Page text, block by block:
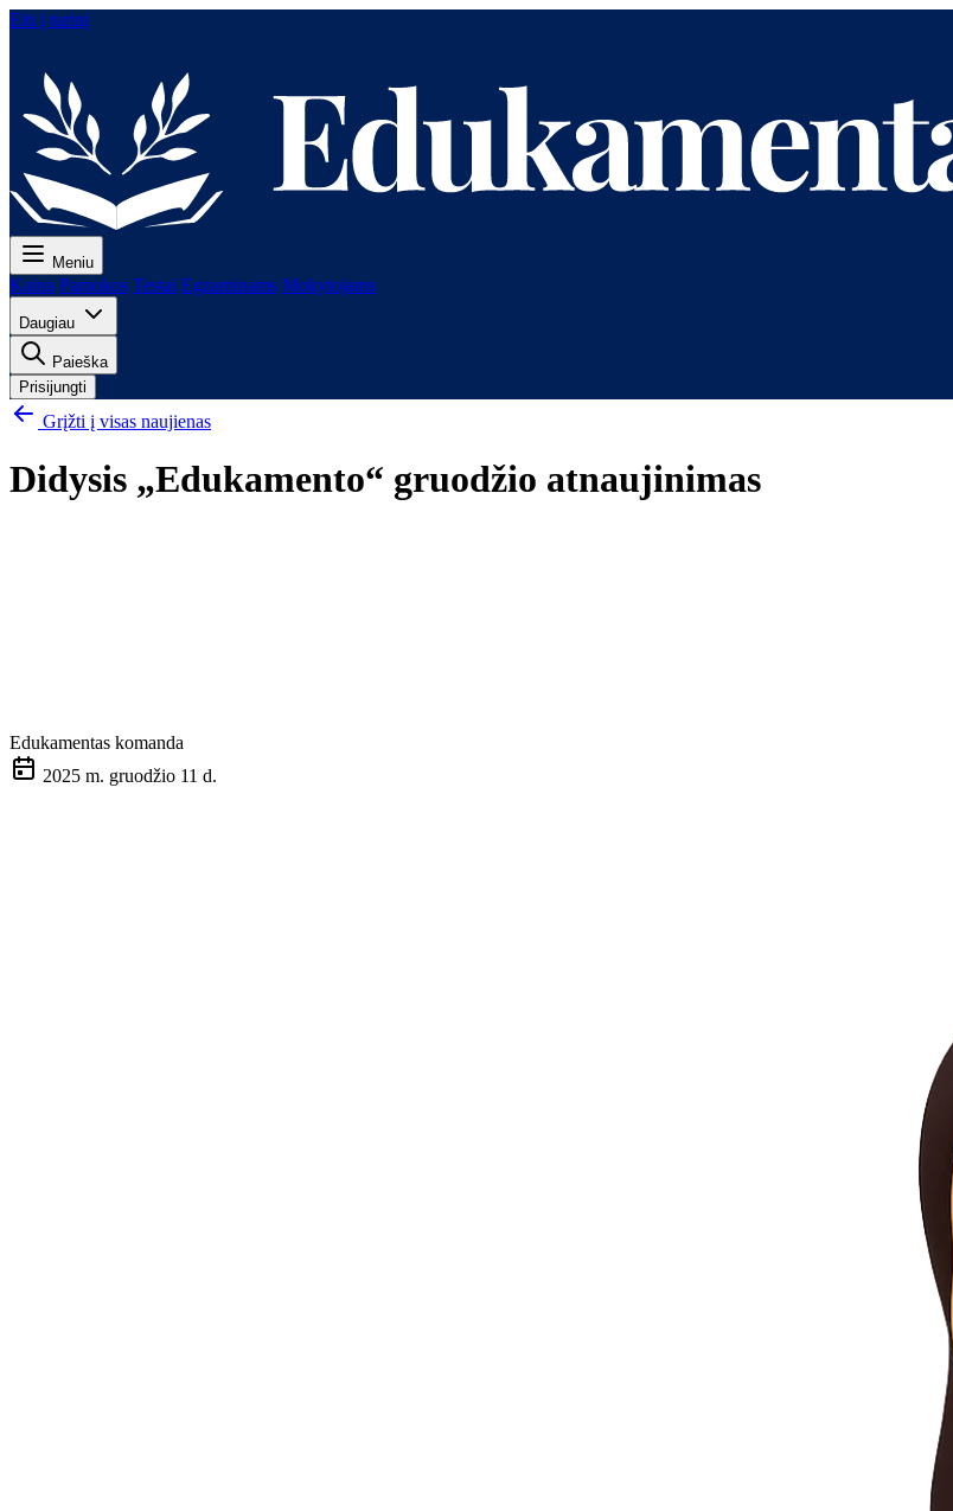
Eiti į turinį
Meniu
Kaina Pamokos Testai Egzaminams Mokytojams
Daugiau
Paieška
Prisijungti
Grįžti į visas naujienas
Didysis „Edukamento“ gruodžio atnaujinimas
Edukamentas komanda
2025 m. gruodžio 11 d.